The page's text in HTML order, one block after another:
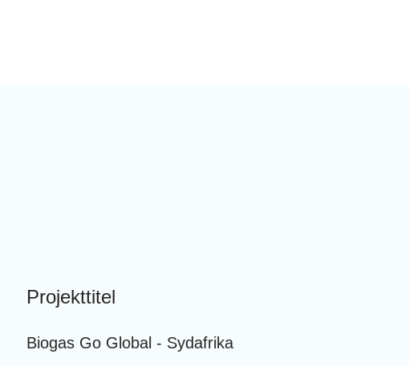
Projekttitel
Biogas Go Global - Sydafrika